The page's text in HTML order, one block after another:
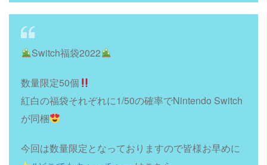
Switch福袋2022
数量限定50個
紅白の福袋それぞれに1/50の確率でNintendo Switch
が同梱
今回は数量限定となっておりますので皆様お早めに